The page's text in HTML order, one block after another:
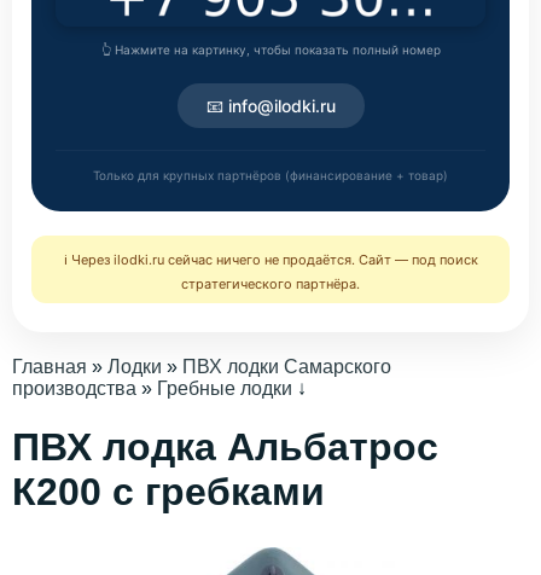
👆 Нажмите на картинку, чтобы показать полный номер
📧 info@ilodki.ru
Только для крупных партнёров (финансирование + товар)
ℹ️ Через ilodki.ru сейчас ничего не продаётся. Сайт — под поиск
стратегического партнёра.
Главная » Лодки » ПВХ лодки Самарского
производства » Гребные лодки ↓
ПВХ лодка Альбатрос
К200 с гребками